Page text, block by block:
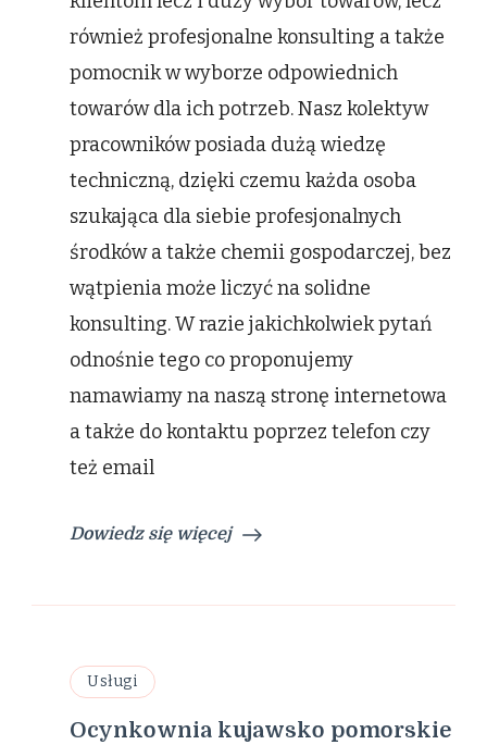
również profesjonalne konsulting a także
pomocnik w wyborze odpowiednich
towarów dla ich potrzeb. Nasz kolektyw
pracowników posiada dużą wiedzę
techniczną, dzięki czemu każda osoba
szukająca dla siebie profesjonalnych
środków a także chemii gospodarczej, bez
wątpienia może liczyć na solidne
konsulting. W razie jakichkolwiek pytań
odnośnie tego co proponujemy
namawiamy na naszą stronę internetowa
a także do kontaktu poprzez telefon czy
też email
Dowiedz się więcej
Usługi
Ocynkownia kujawsko pomorskie